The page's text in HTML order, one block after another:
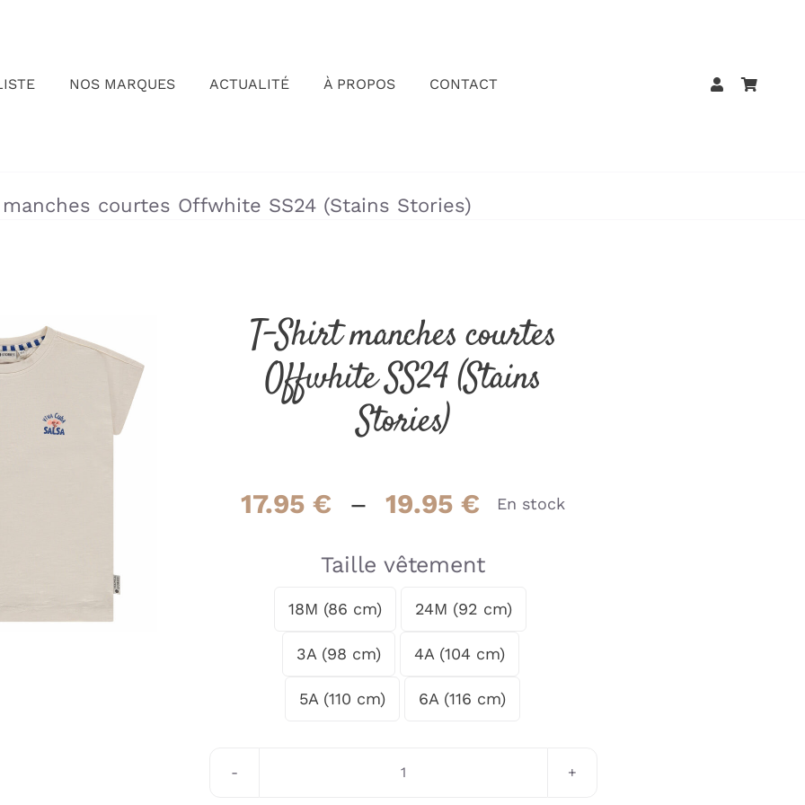
NOS MARQUES ACTUALITÉ À PROPOS CONTACT
courtes Offwhite SS24 (Stains Stories)
T-Shirt manches courtes
Offwhite SS24 (Stains
Stories)
17.95€ – 19.95€ Plage
prix :
17.95 €
19.95 €
En stock
Taille vêtement
18M (86 cm) 24M (92 cm)
3A (98 cm) 4A (104 cm)
5A (110 cm) 6A (116 cm)